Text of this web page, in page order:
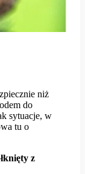
niż
do
sytuacje, w
tu o
z